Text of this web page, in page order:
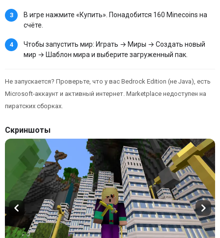
В игре нажмите «Купить». Понадобится 160 Minecoins на
счёте.
Чтобы запустить мир: Играть → Миры → Создать новый
мир → Шаблон мира и выберите загруженный пак.
Не запускается? Проверьте, что у вас Bedrock Edition (не Java), есть
Microsoft-аккаунт и активный интернет. Marketplace недоступен на
пиратских сборках.
Скриншоты